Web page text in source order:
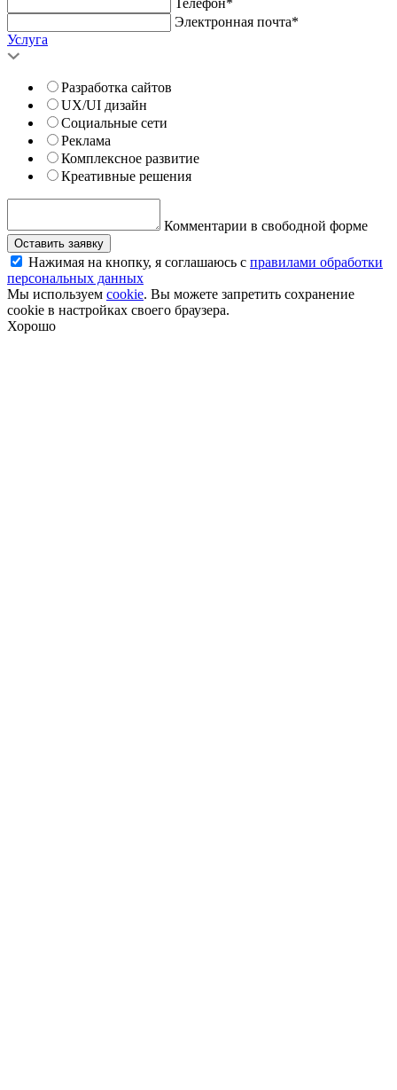
Телефон*
Электронная почта*
Услуга
Разработка сайтов
UX/UI дизайн
Социальные сети
Реклама
Комплексное развитие
Креативные решения
Комментарии в свободной форме
Оставить заявку
Нажимая на кнопку, я соглашаюсь с правилами обработки
персональных данных
Мы используем cookie. Вы можете запретить сохранение
cookie в настройках своего браузера.
Хорошо